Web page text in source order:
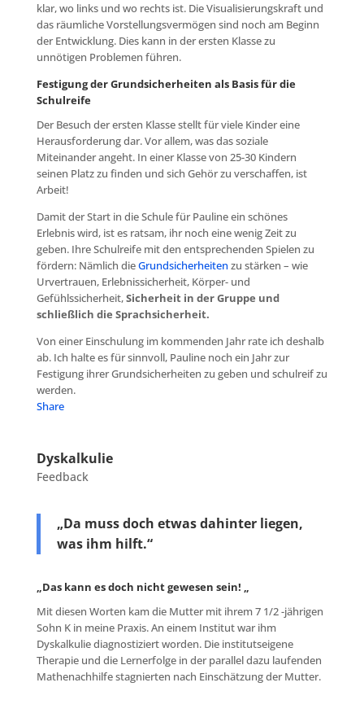
klar, wo links und wo rechts ist. Die Visualisierungskraft und
das räumliche Vorstellungsvermögen sind noch am Beginn
der Entwicklung. Dies kann in der ersten Klasse zu
unnötigen Problemen führen.
Festigung der Grundsicherheiten als Basis für die
Schulreife
Der Besuch der ersten Klasse stellt für viele Kinder eine
Herausforderung dar. Vor allem, was das soziale
Miteinander angeht. In einer Klasse von 25-30 Kindern
seinen Platz zu finden und sich Gehör zu verschaffen, ist
Arbeit!
Damit der Start in die Schule für Pauline ein schönes
Erlebnis wird, ist es ratsam, ihr noch eine wenig Zeit zu
geben. Ihre Schulreife mit den entsprechenden Spielen zu
fördern: Nämlich dieGrundsicherheiten zu stärken – wie
Urvertrauen, Erlebnissicherheit, Körper- und
Gefühlssicherheit,Sicherheit in der Gruppe und
schließlich die Sprachsicherheit.
Von einer Einschulung im kommenden Jahr rate ich deshalb
ab. Ich halte es für sinnvoll, Pauline noch ein Jahr zur
Festigung ihrer Grundsicherheiten zu geben und schulreif zu
werden.
Share
Dyskalkulie
Feedback
„Da muss doch etwas dahinter liegen,
was ihm hilft.“
„Das kann es doch nicht gewesen sein! „
Mit diesen Worten kam die Mutter mit ihrem 7 1/2 -jährigen
Sohn K in meine Praxis. An einem Institut war ihm
Dyskalkulie diagnostiziert worden. Die institutseigene
Therapie und die Lernerfolge in der parallel dazu laufenden
Mathenachhilfe stagnierten nach Einschätzung der Mutter.